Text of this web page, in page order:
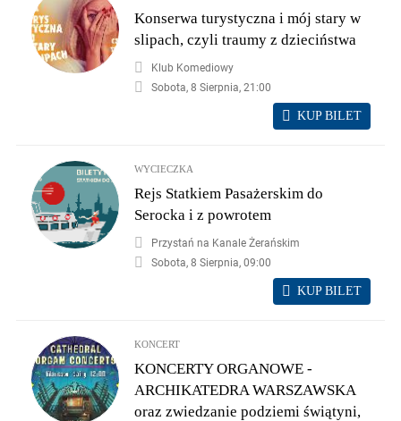
Konserwa turystyczna i mój stary w
slipach, czyli traumy z dzieciństwa
Klub Komediowy
Sobota, 8 Sierpnia, 21:00
KUP BILET
WYCIECZKA
Rejs Statkiem Pasażerskim do
Serocka i z powrotem
Przystań na Kanale Żerańskim
Sobota, 8 Sierpnia, 09:00
KUP BILET
KONCERT
KONCERTY ORGANOWE -
ARCHIKATEDRA WARSZAWSKA
oraz zwiedzanie podziemi świątyni,